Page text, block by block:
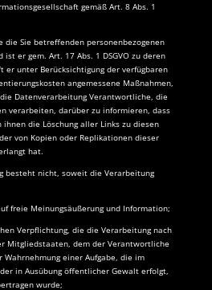
gemäß Art. 8 Abs. 1
Sie betreffenden personenbezogenen
er gem. Art. 17 Abs. 1 DSGVO zu deren
er unter Berücksichtigung der verfügbaren
angemessene Maßnahmen,
Datenverarbeitung Verantwortliche, die
verarbeiten, darüber zu informieren, dass
die Löschung aller Links zu diesen
von Kopien oder Replikationen dieser
hat.
besteht nicht, soweit die Verarbeitung
freie Meinungsäußerung und Information;
Verpflichtung, die die Verarbeitung nach
Mitgliedstaaten, dem der Verantwortliche
einer Aufgabe, die im
in Ausübung öffentlicher Gewalt erfolgt,
wurde;